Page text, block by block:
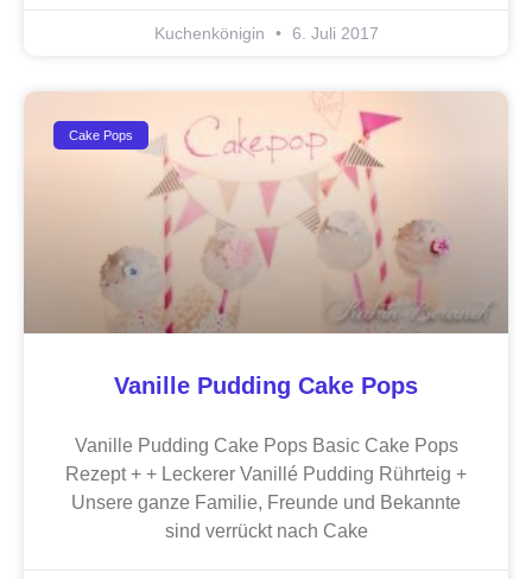
Kuchenkönigin 6. Juli 2017
Cake Pops
Vanille Pudding Cake Pops
Vanille Pudding Cake Pops Basic Cake Pops
Rezept + + Leckerer Vanillé Pudding Rührteig +
Unsere ganze Familie, Freunde und Bekannte
sind verrückt nach Cake